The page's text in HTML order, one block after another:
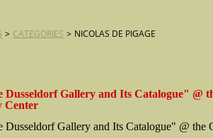
> CATEGORIES > NICOLAS DE PIGAGE
Gallery and Its Catalogue" @
Center